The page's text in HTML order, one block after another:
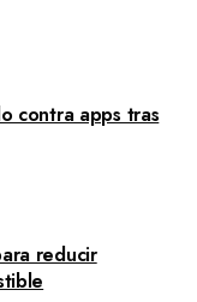
contra apps tras
reducir